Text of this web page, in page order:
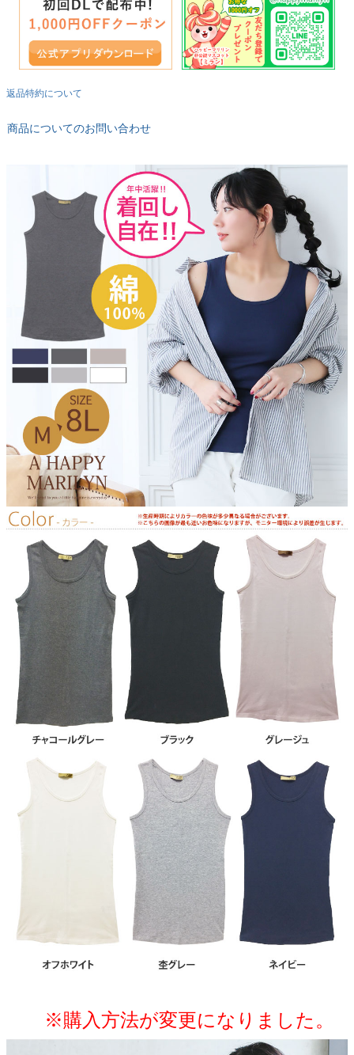
返品特約について
商品についてのお問い合わせ
※購入方法が変更になりました。